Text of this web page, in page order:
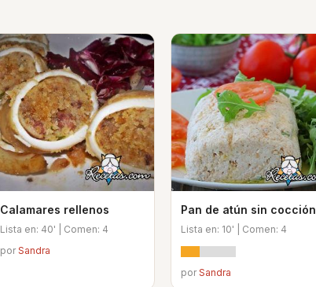
Calamares rellenos
Lista en: 40' | Comen: 4
porSandra
Pan de atún sin cocción
Lista en: 10' | Comen: 4
porSandra